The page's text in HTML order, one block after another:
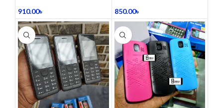
910.00৳ 850.00৳